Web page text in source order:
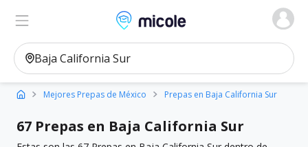
Micole, buscador de colegios
Ver en el mapa
Mejores Prepas de México Prepas en Baja California Sur
67 Prepas en Baja California Sur